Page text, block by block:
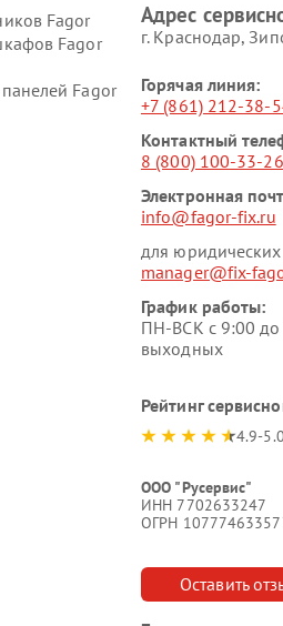
Fagor
Fagor
Fagor
Адрес
г. Краснодар,
Горячая линия:
+7 (861) 212-38-
Контактный
8 (800) 100-33-26
Электронная
info@fagor-fix.ru
для
manager@fix-
График работы:
ПН-ВСК с 9:00 до
выходных
Рейтинг
4.9-5.0
ООО "Русервис"
ИНН 7702633247
ОГРН
Оставить